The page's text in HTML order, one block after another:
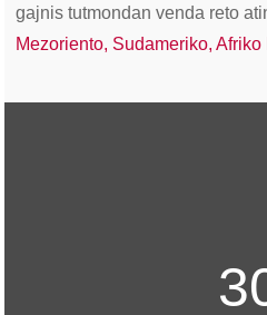
gajnis tutmondan venda reto
Mezoriento, Sudameriko, Afriko